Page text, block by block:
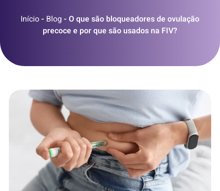
Início- Blog - O que são bloqueadores de ovulação
precoce e por que são usados na FIV?